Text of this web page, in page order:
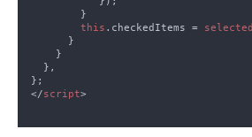
this .checkedItems = selected
</script